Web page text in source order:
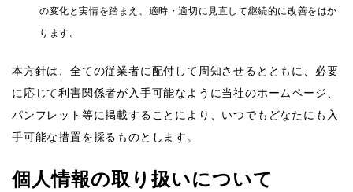
の変化と実情を踏まえ、適時・適切に見直して継続的に改善をはか
ります。
本方針は、全ての従業者に配付して周知させるとともに、必要
に応じて利害関係者が入手可能なように当社のホームページ、
パンフレット等に掲載することにより、いつでもどなたにも入
手可能な措置を採るものとします。
個人情報の取り扱いについて